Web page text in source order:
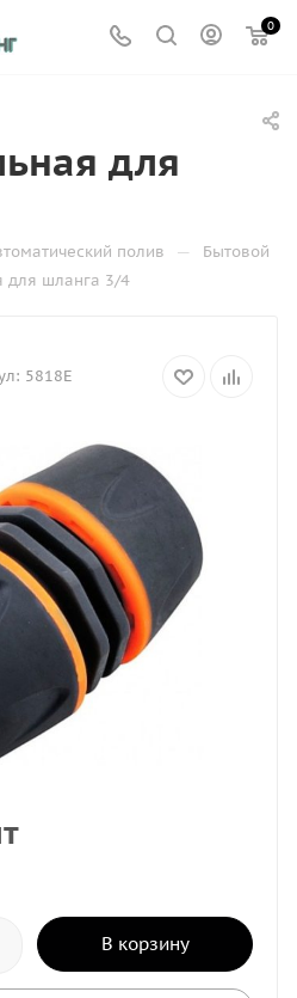
0
для
полив — Бытовой
для шланга 3/4
5818Е
В корзину